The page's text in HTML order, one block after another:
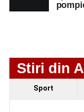
Regelui.
Biciclist de
Stiri din
Sport